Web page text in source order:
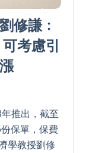
修謙﹕
考慮引
推出，截至
保單，保費
學教授劉修